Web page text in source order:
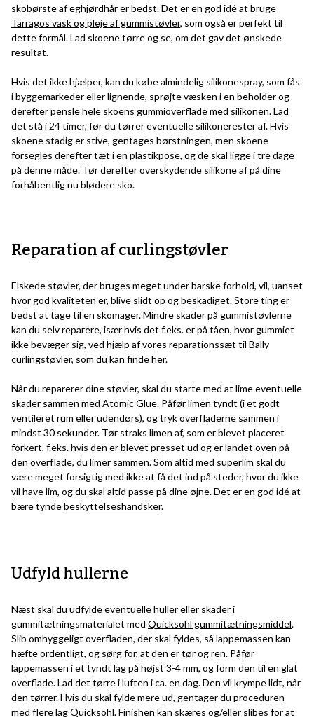
skobørste af eghjørdhårer bedst. Det er en god idé at bruge
Tarragos vask og pleje af gummistøvler, som også er perfekt til
dette formål. Lad skoene tørre og se, om det gav det ønskede
resultat.
Hvis det ikke hjælper, kan du købe almindelig silikonespray, som fås
i byggemarkeder eller lignende, sprøjte væsken i en beholder og
derefter pensle hele skoens gummioverflade med silikonen. Lad
det stå i 24 timer, før du tørrer eventuelle silikonerester af. Hvis
skoene stadig er stive, gentages børstningen, men skoene
forsegles derefter tæt i en plastikpose, og de skal ligge i tre dage
på denne måde. Tør derefter overskydende silikone af på dine
forhåbentlig nu blødere sko.
Reparation af curlingstøvler
Elskede støvler, der bruges meget under barske forhold, vil, uanset
hvor god kvaliteten er, blive slidt op og beskadiget. Store ting er
bedst at tage til en skomager. Mindre skader på gummistøvlerne
kan du selv reparere, især hvis det f.eks. er på tåen, hvor gummiet
ikke bevæger sig, ved hjælp afvores reparationssæt til Bally
curlingstøvler, som du kan finde her.
Når du reparerer dine støvler, skal du starte med at lime eventuelle
skader sammen med Atomic Glue. Påfør limen tyndt (i et godt
ventileret rum eller udendørs), og tryk overfladerne sammen i
mindst 30 sekunder. Tør straks limen af, som er blevet placeret
forkert, f.eks. hvis den er blevet presset ud og er landet oven på
den overflade, du limer sammen. Som altid med superlim skal du
være meget forsigtig med ikke at få det ind på steder, hvor du ikke
vil have lim, og du skal altid passe på dine øjne. Det er en god idé at
bære tyndebeskyttelseshandsker.
Udfyld hullerne
Næst skal du udfylde eventuelle huller eller skader i
gummitætningsmaterialet med Quicksohl gummitætningsmiddel.
Slib omhyggeligt overfladen, der skal fyldes, så lappemassen kan
hæfte ordentligt, og sørg for, at den er tør og ren. Påfør
lappemassen i et tyndt lag på højst 3-4 mm, og form den til en glat
overflade. Lad det tørre i luften i ca. en dag. Den vil krympe lidt, når
den tørrer. Hvis du skal fylde mere ud, gentager du proceduren
med flere lag Quicksohl. Finishen kan skæres og/eller slibes for at